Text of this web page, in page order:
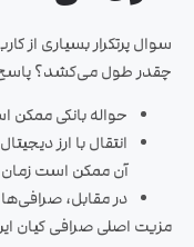
سوال پرتکرار بسیاری از
چقدر طول می‌کشد؟ پاسخ
حواله بانکی ممکن است بین ۳ تا ۷ روز
انتقال با ارز
آن ممکن است زمان
در مقابل،
مزیت اصلی صرافی کیان